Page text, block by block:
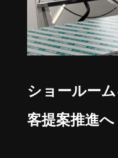
ショールー
客提案推進へ